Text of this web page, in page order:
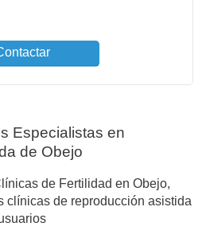
Especialistas en
de Obejo
de Fertilidad en Obejo,
clínicas de reproducción asistida